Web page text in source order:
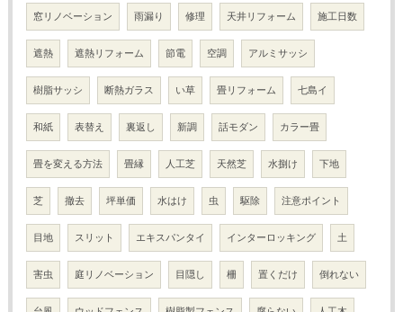
窓リノベーション 雨漏り 修理 天井リフォーム 施工日数
遮熱 遮熱リフォーム 節電 空調 アルミサッシ
樹脂サッシ 断熱ガラス い草 畳リフォーム 七島イ
和紙 表替え 裏返し 新調 話モダン カラー畳
畳を変える方法 畳縁 人工芝 天然芝 水捌け 下地
芝 撤去 坪単価 水はけ 虫 駆除 注意ポイント
目地 スリット エキスパンタイ インターロッキング 土
害虫 庭リノベーション 目隠し 柵 置くだけ 倒れない